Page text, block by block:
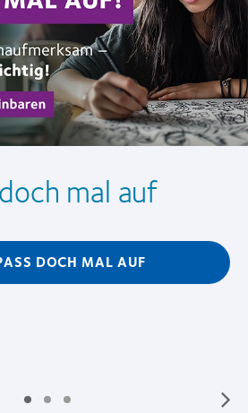
mal auf
DOCH MAL AUF